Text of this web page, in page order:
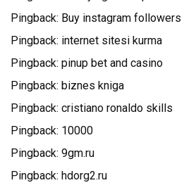
Pingback: Buy instagram followers
Pingback: internet sitesi kurma
Pingback: pinup bet and casino
Pingback: biznes kniga
Pingback: cristiano ronaldo skills
Pingback: 10000
Pingback: 9gm.ru
Pingback: hdorg2.ru